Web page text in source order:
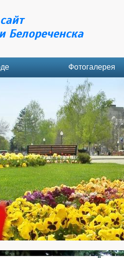
Белореченска
Фотогалерея